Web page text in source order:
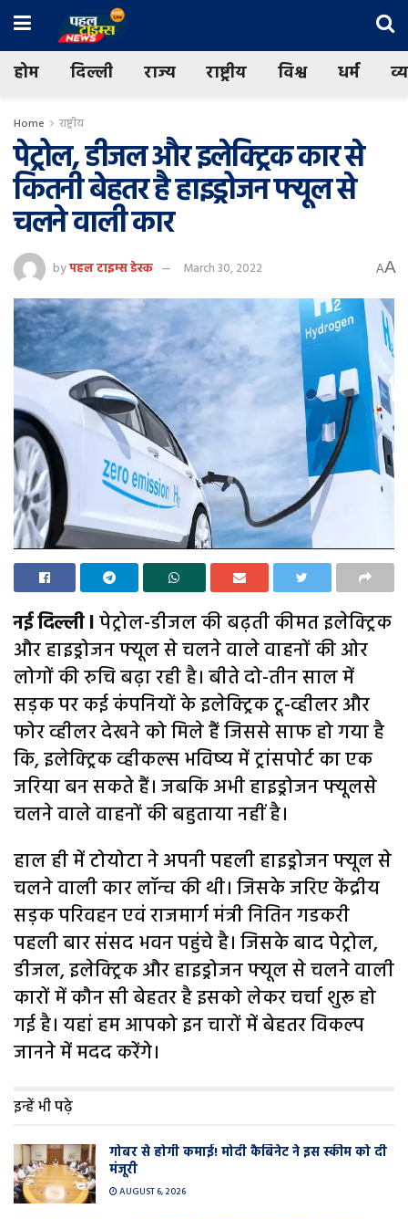
होम दिल्ली राज्य राष्ट्रीय विश्व धर्म
Home राष्ट्रीय
पेट्रोल, डीजल और इलेक्ट्रिक कार से
कितनी बेहतर है हाइड्रोजन फ्यूल से
चलने वाली कार
byपहल टाइम्स डेस्क March 30, 2022 AA
नई दिल्ली lपेट्रोल-डीजल की बढ़ती कीमत इलेक्ट्रिक
और हाइड्रोजन फ्यूल से चलने वाले वाहनों की ओर
लोगों की रुचि बढ़ा रही है। बीते दो-तीन साल में
सड़क पर कई कंपनियों के इलेक्ट्रिक टू-व्हीलर और
फोर व्हीलर देखने को मिले हैं जिससे साफ हो गया है
कि, इलेक्ट्रिक व्हीकल्स भविष्य में ट्रांसपोर्ट का एक
जरिया बन सकते हैं। जबकि अभी हाइड्रोजन फ्यूलसे
चलने वाले वाहनों की बहुताया नहीं है।
हाल ही में टोयोटा ने अपनी पहली हाइड्रोजन फ्यूल से
चलने वाली कार लॉन्च की थी। जिसके जरिए केंद्रीय
सड़क परिवहन एवं राजमार्ग मंत्री नितिन गडकरी
पहली बार संसद भवन पहुंचे है। जिसके बाद पेट्रोल,
डीजल, इलेक्ट्रिक और हाइड्रोजन फ्यूल से चलने वाली
कारों में कौन सी बेहतर है इसको लेकर चर्चा शुरू हो
गई है। यहां हम आपको इन चारों में बेहतर विकल्प
जानने में मदद करेंगे।
इन्हें भी पढ़े
गोबर से होगी कमाई! मोदी कैबिनेट ने इस स्कीम को दी
मंजूरी
AUGUST 6, 2026